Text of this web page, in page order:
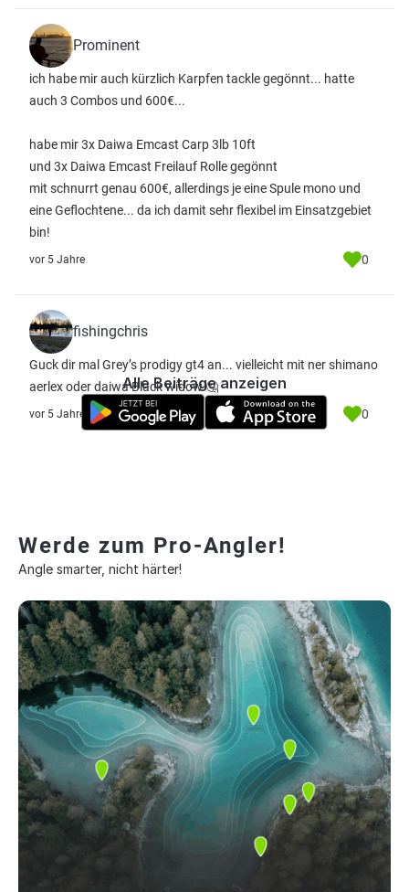
Prominent
ich habe mir auch kürzlich Karpfen tackle gegönnt... hatte
auch 3 Combos und 600€...
habe mir 3x Daiwa Emcast Carp 3lb 10ft
und 3x Daiwa Emcast Freilauf Rolle gegönnt
mit schnurrt genau 600€, allerdings je eine Spule mono und
eine Geflochtene... da ich damit sehr flexibel im Einsatzgebiet
bin!
vor 5 Jahre 0
fishingchris
Guck dir mal Grey’s prodigy gt4 an... vielleicht mit ner shimano
aerlex oder daiwa Black widow 🤔
vor 5 Jahre 0
Alle Beiträge anzeigen
Werde zum Pro-Angler!
Angle smarter, nicht härter!